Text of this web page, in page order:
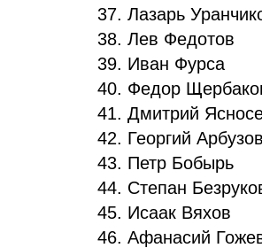
37. Лазарь
38. Лев Федотов
39. Иван Фурса
40. Федор
41. Дмитрий
42. Георгий
43. Петр Бобырь
44. Степан
45. Исаак Вяхов
46. Афанасий